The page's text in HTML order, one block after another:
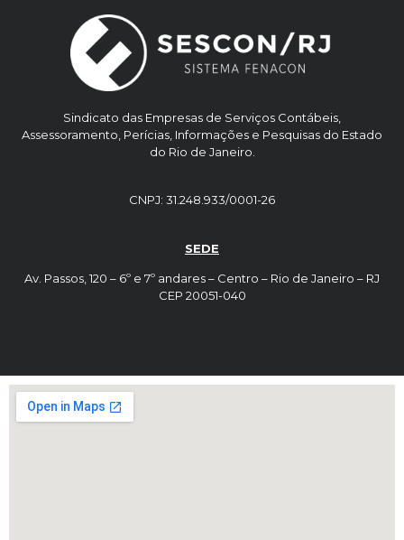
Sindicato das Empresas de Serviços Contábeis,
Assessoramento, Perícias, Informações e Pesquisas do Estado
do Rio de Janeiro.
CNPJ: 31.248.933/0001-26
SEDE
Av. Passos, 120 – 6º e 7º andares – Centro – Rio de Janeiro – RJ
CEP 20051-040